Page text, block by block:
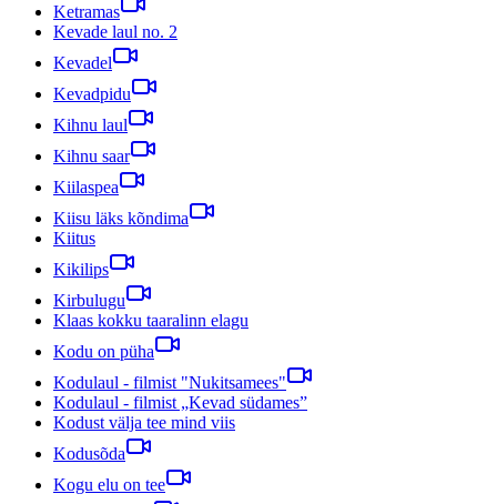
Ketramas
Kevade laul no. 2
Kevadel
Kevadpidu
Kihnu laul
Kihnu saar
Kiilaspea
Kiisu läks kõndima
Kiitus
Kikilips
Kirbulugu
Klaas kokku taaralinn elagu
Kodu on püha
Kodulaul - filmist "Nukitsamees"
Kodulaul - filmist „Kevad südames”
Kodust välja tee mind viis
Kodusõda
Kogu elu on tee